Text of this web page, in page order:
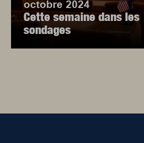
octobre 2024
Cette semaine dans les
sondages